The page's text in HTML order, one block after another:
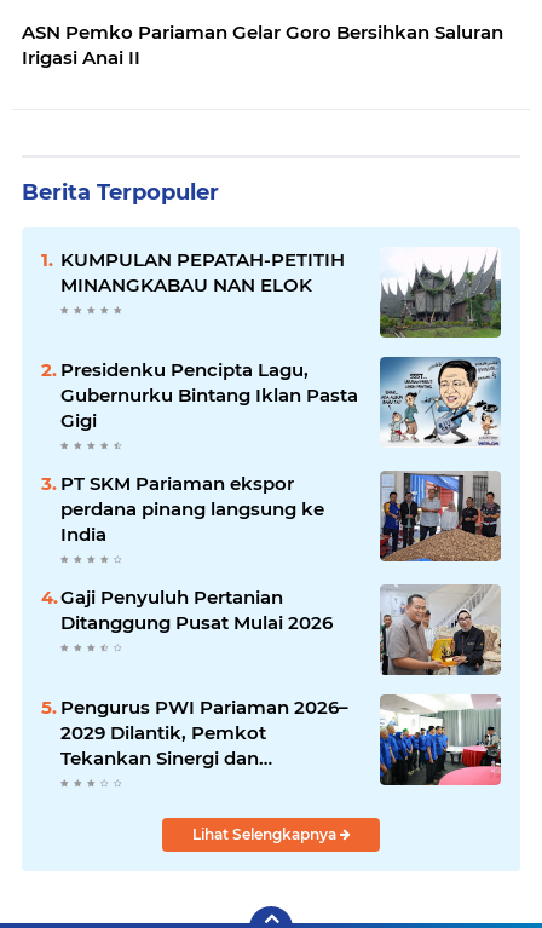
ASN Pemko Pariaman Gelar Goro Bersihkan Saluran
Irigasi Anai II
Berita Terpopuler
KUMPULAN PEPATAH-PETITIH
MINANGKABAU NAN ELOK
Presidenku Pencipta Lagu,
Gubernurku Bintang Iklan Pasta
Gigi
PT SKM Pariaman ekspor
perdana pinang langsung ke
India
Gaji Penyuluh Pertanian
Ditanggung Pusat Mulai 2026
Pengurus PWI Pariaman 2026–
2029 Dilantik, Pemkot
Tekankan Sinergi dan
Profesionalisme Pers
Lihat Selengkapnya